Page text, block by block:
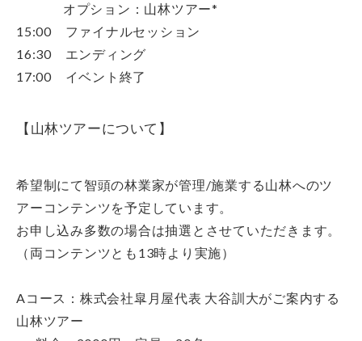
オプション：山林ツアー*
15:00 ファイナルセッション
16:30 エンディング
17:00 イベント終了
【山林ツアーについて】
希望制にて智頭の林業家が管理/施業する山林へのツ
アーコンテンツを予定しています。
お申し込み多数の場合は抽選とさせていただきます。
（両コンテンツとも13時より実施）
Aコース：株式会社皐月屋代表 大谷訓大がご案内する
山林ツアー